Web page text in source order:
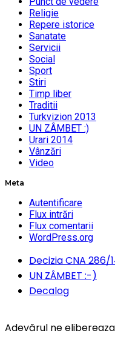
Religie
Repere istorice
Sanatate
Servicii
Social
Sport
Stiri
Timp liber
Traditii
Turkvizion 2013
UN ZÂMBET :)
Urari 2014
Vânzări
Video
Meta
Autentificare
Flux intrări
Flux comentarii
WordPress.org
Decizia CNA 286/
UN ZÂMBET :-)
Decalog
Adevărul ne elibereaza